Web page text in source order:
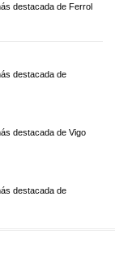
destacada de Ferrol
destacada de
destacada de Vigo
destacada de